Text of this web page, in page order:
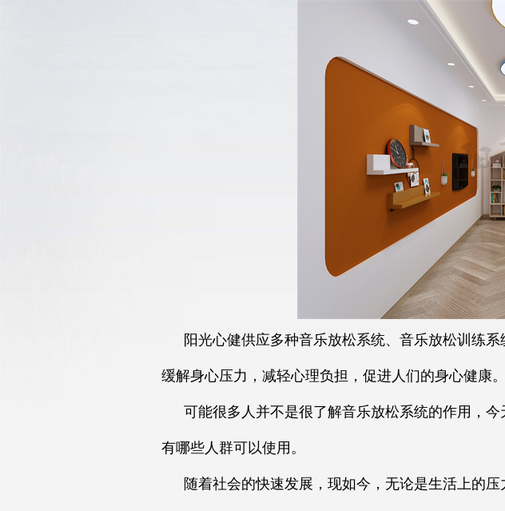
阳光心健供应多种音乐放松系统、音乐放松训练
缓解身心压力，减轻心理负担，促进人们的身心健康。
可能很多人并不是很了解音乐放松系统的作用，
有哪些人群可以使用。
随着社会的快速发展，现如今，无论是生活上的